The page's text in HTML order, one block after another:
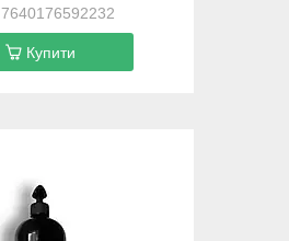
7640176592232
Купити